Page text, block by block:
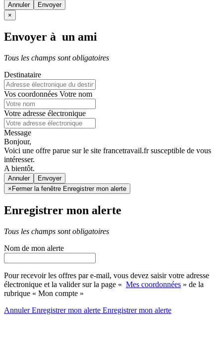
Annuler
×
Envoyer à un ami
Tous les champs sont obligatoires
Destinataire
Vos coordonnées Votre nom
Votre adresse électronique
Message
Bonjour,
Voici une offre parue sur le site francetravail.fr susceptible de vous
intéresser.
A bientôt.
Annuler
×Fermer la fenêtre Enregistrer mon alerte
Enregistrer mon alerte
Tous les champs sont obligatoires
Nom de mon alerte
Pour recevoir les offres par e-mail, vous devez saisir votre adresse
électronique et la valider sur la page « Mes coordonnées » de la
rubrique « Mon compte »
AnnulerEnregistrer mon alerte Enregistrermon alerte